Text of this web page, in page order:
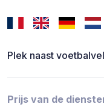
Plek naast
Prijs van de